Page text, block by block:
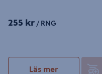
255 kr / RNG
Läs mer